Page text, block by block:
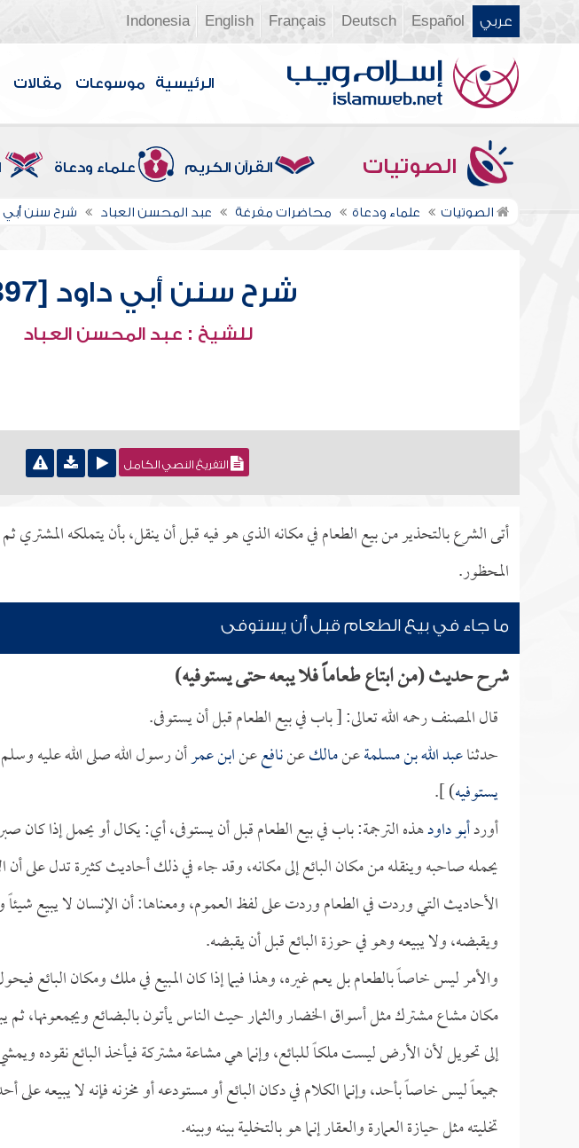
عربي Español
Deutsch
Français
English
Indonesia
الرئيسية موسوعات مقالات
الصوتيات القرآن الكريم علماء ودعاة
الصوتيات علماء ودعاة محاضرات مفرغة عبد المحسن العباد شرح سنن أبي
شرح سنن أبي داود [397]
للشيخ : عبد المحسن العباد
التفريغ النصي الكامل
أتى الشرع بالتحذير من بيع الطعام في مكانه الذي هو فيه قبل أن ينقل، بأن يتملكه المشتري
المحظور.
ما جاء في بيع الطعام قبل أن يستوفى
شرح حديث (من ابتاع طعاماً فلا يبعه حتى يستوفيه)
قال المصنف رحمه الله تعالى: [ باب في بيع الطعام قبل أن يستوفى.
حدثناعبد الله بن مسلمةعنمالكعننافععنابن عمرأن رسول الله صلى الله عليه
يستوفيه) ].
أوردأبو داودهذه الترجمة: باب في بيع الطعام قبل أن يستوفى، أي: يكال أو يحمل إذا كان
يحمله صاحبه وينقله من مكان البائع إلى مكانه، وقد جاء في ذلك أحاديث كثيرة تدل على أن
الأحاديث التي وردت في الطعام وردت على لفظ العموم، ومعناها: أن الإنسان لا يبيع شيئاً
ويقبضه، ولا يبيعه وهو في حوزة البائع قبل أن يقبضه.
والأمر ليس خاصاً بالطعام بل يعم غيره، وهذا فيما إذا كان المبيع في ملك ومكان البائع
مكان مشاع مشترك مثل أسواق الخضار والثمار حيث الناس يأتون بالبضائع ويجمعونها، ثم
إلى تحويل لأن الأرض ليست ملكاً للبائع، وإنما هي مشاعة مشتركة فيأخذ البائع نقوده
جميعاً ليس خاصاً بأحد، وإنما الكلام في دكان البائع أو مستودعه أو مخزنه فإنه لا يبيعه على
تخليته مثل حيازة العمارة والعقار إنما هو بالتخلية بينه وبينه.